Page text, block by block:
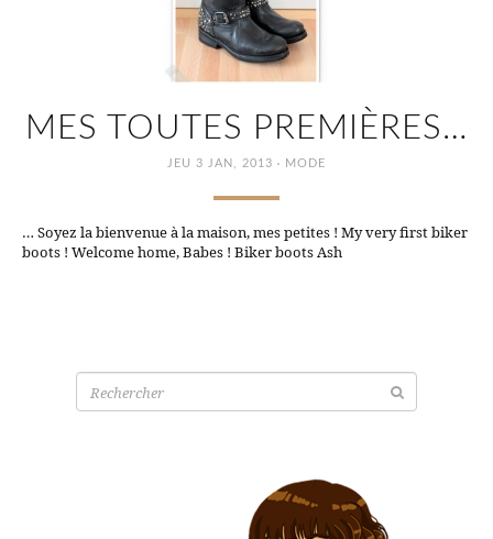
MES TOUTES PREMIÈRES…
JEU 3 JAN, 2013 · MODE
… Soyez la bienvenue à la maison, mes petites ! My very first biker
boots ! Welcome home, Babes ! Biker boots Ash
Recherche
pour: